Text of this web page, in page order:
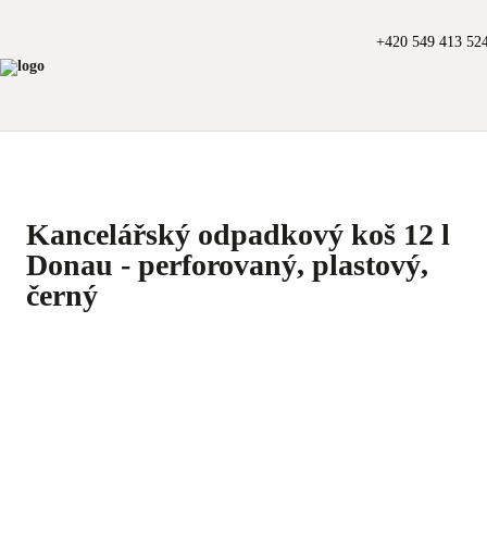
+420 549 413
Kancelářský odpadkový koš 12 l
Donau - perforovaný, plastový,
černý